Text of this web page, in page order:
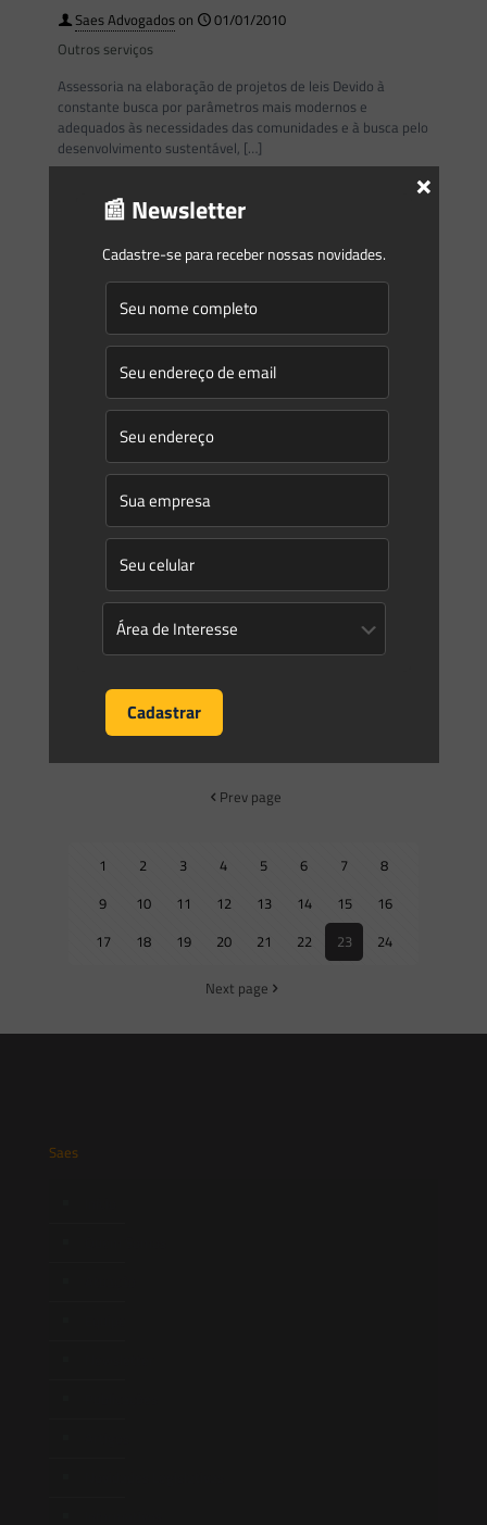
Saes Advogadoson
01/01/2010
Outros serviços
Assessoria na elaboração de projetos de leis Devido à
constante busca por parâmetros mais modernos e
adequados às necessidades das comunidades e à busca pelo
desenvolvimento sustentável, […]
Saes Advogadoson
01/01/2010
Licenciamento Ambiental e Urbanístico
O Saes Advogados possui anos de consultoria jurídica no
desenvolvimento de empreendimentos de grande porte,
desde a concepção do projeto até sua entrada em
funcionamento, o que nos[…]
0 Read more
Saes Advogadoson
01/01/2010
Conflitos Ambientais
Contencioso cível, criminal e administrativo Atuamos na
defesa no âmbito de ações civis públicas, ações populares e
ações penais, bem como na propositura de ações judiciais,
Prev page
1 2 3 4 5 6 7
8
9
10 11 12 13 14 15
16
17
18 19 20 21 22 23 24
Next page
Saes
📰 Newsletter
Cadastre-se para receber nossas novidades.
×